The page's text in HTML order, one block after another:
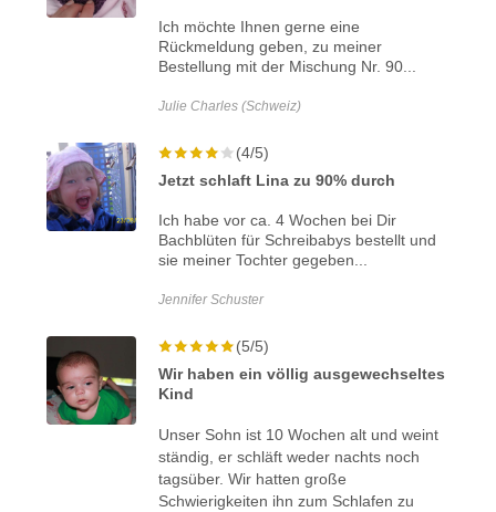
Ich möchte Ihnen gerne eine
Rückmeldung geben, zu meiner
Bestellung mit der Mischung Nr. 90...
Julie Charles (Schweiz)
(4/5)
Jetzt schlaft Lina zu 90% durch
Ich habe vor ca. 4 Wochen bei Dir
Bachblüten für Schreibabys bestellt und
sie meiner Tochter gegeben...
Jennifer Schuster
(5/5)
Wir haben ein völlig ausgewechseltes
Kind
Unser Sohn ist 10 Wochen alt und weint
ständig, er schläft weder nachts noch
tagsüber. Wir hatten große
Schwierigkeiten ihn zum Schlafen zu